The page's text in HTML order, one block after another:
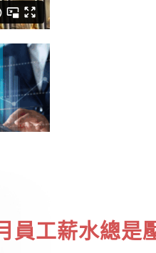
員工薪水總是